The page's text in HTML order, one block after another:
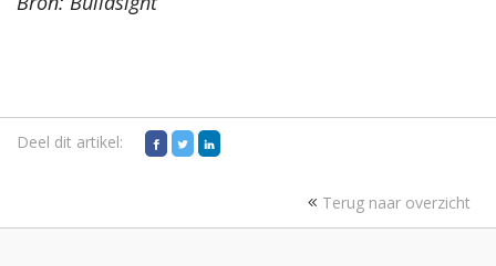
Deel dit artikel:
Terug naar overzicht